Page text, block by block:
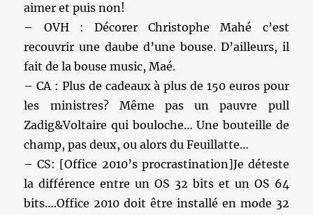
aimer et puis non!
– OVH : Décorer Christophe Mahé c’est
recouvrir une daube d’une bouse. D’ailleurs, il
fait de la bouse music, Maé.
– CA : Plus de cadeaux à plus de 150 euros pour
les ministres? Même pas un pauvre pull
Zadig&Voltaire qui bouloche… Une bouteille de
champ, pas deux, ou alors du Feuillatte…
– CS: [Office 2010’s procrastination]Je déteste
la différence entre un OS 32 bits et un OS 64
bits….Office 2010 doit être installé en mode 32